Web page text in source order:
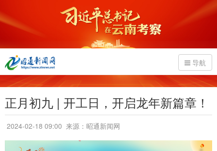
导航
正月初九 | 开工日，开启龙年新篇章！
2024-02-18 09:00 来源：昭通新闻网